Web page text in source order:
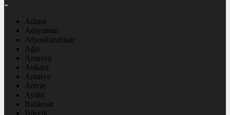
Adana
Adıyaman
Afyonkarahisar
Ağrı
Amasya
Ankara
Antalya
Artvin
Aydın
Balıkesir
Bilecik